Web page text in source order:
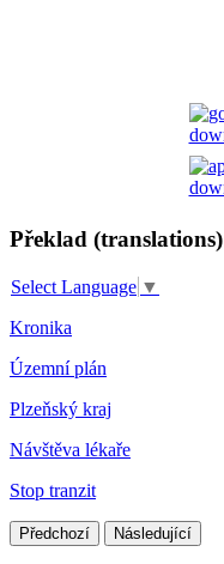
Překlad (translations)
Select Language ▼
Kronika
Územní plán
Plzeňský kraj
Návštěva lékaře
Stop tranzit
Předchozí Následující